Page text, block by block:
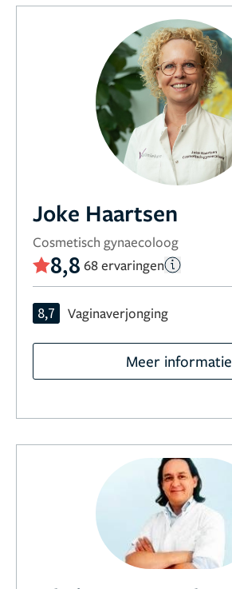
Joke Haartsen
Cosmetisch gynaecoloog
8,8 68 ervaringen
8,7 Vaginaverjonging
Meer informatie